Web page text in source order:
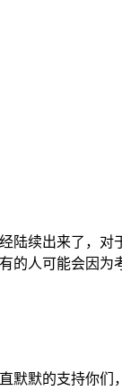
陆续出来了，对
的人可能会因为
默默的支持你们